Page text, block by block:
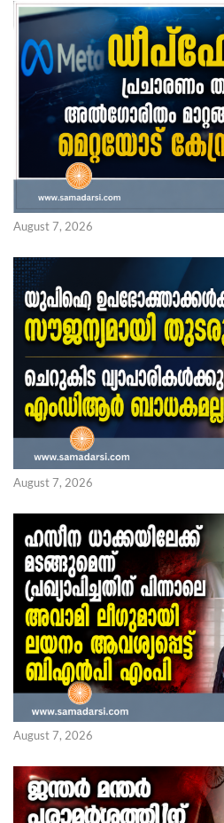
August 7, 2026
August 7, 2026
August 7, 2026